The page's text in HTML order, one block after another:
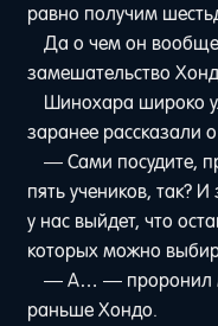
равно получим
Да о чем он
замешательство
Шинохара широко
заранее рассказали о
— Сами посудите,
пять учеников, так?
у нас выйдет, что
которых можно
— А… — проронил
раньше Хондо.